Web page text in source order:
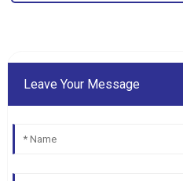
Leave Your Message